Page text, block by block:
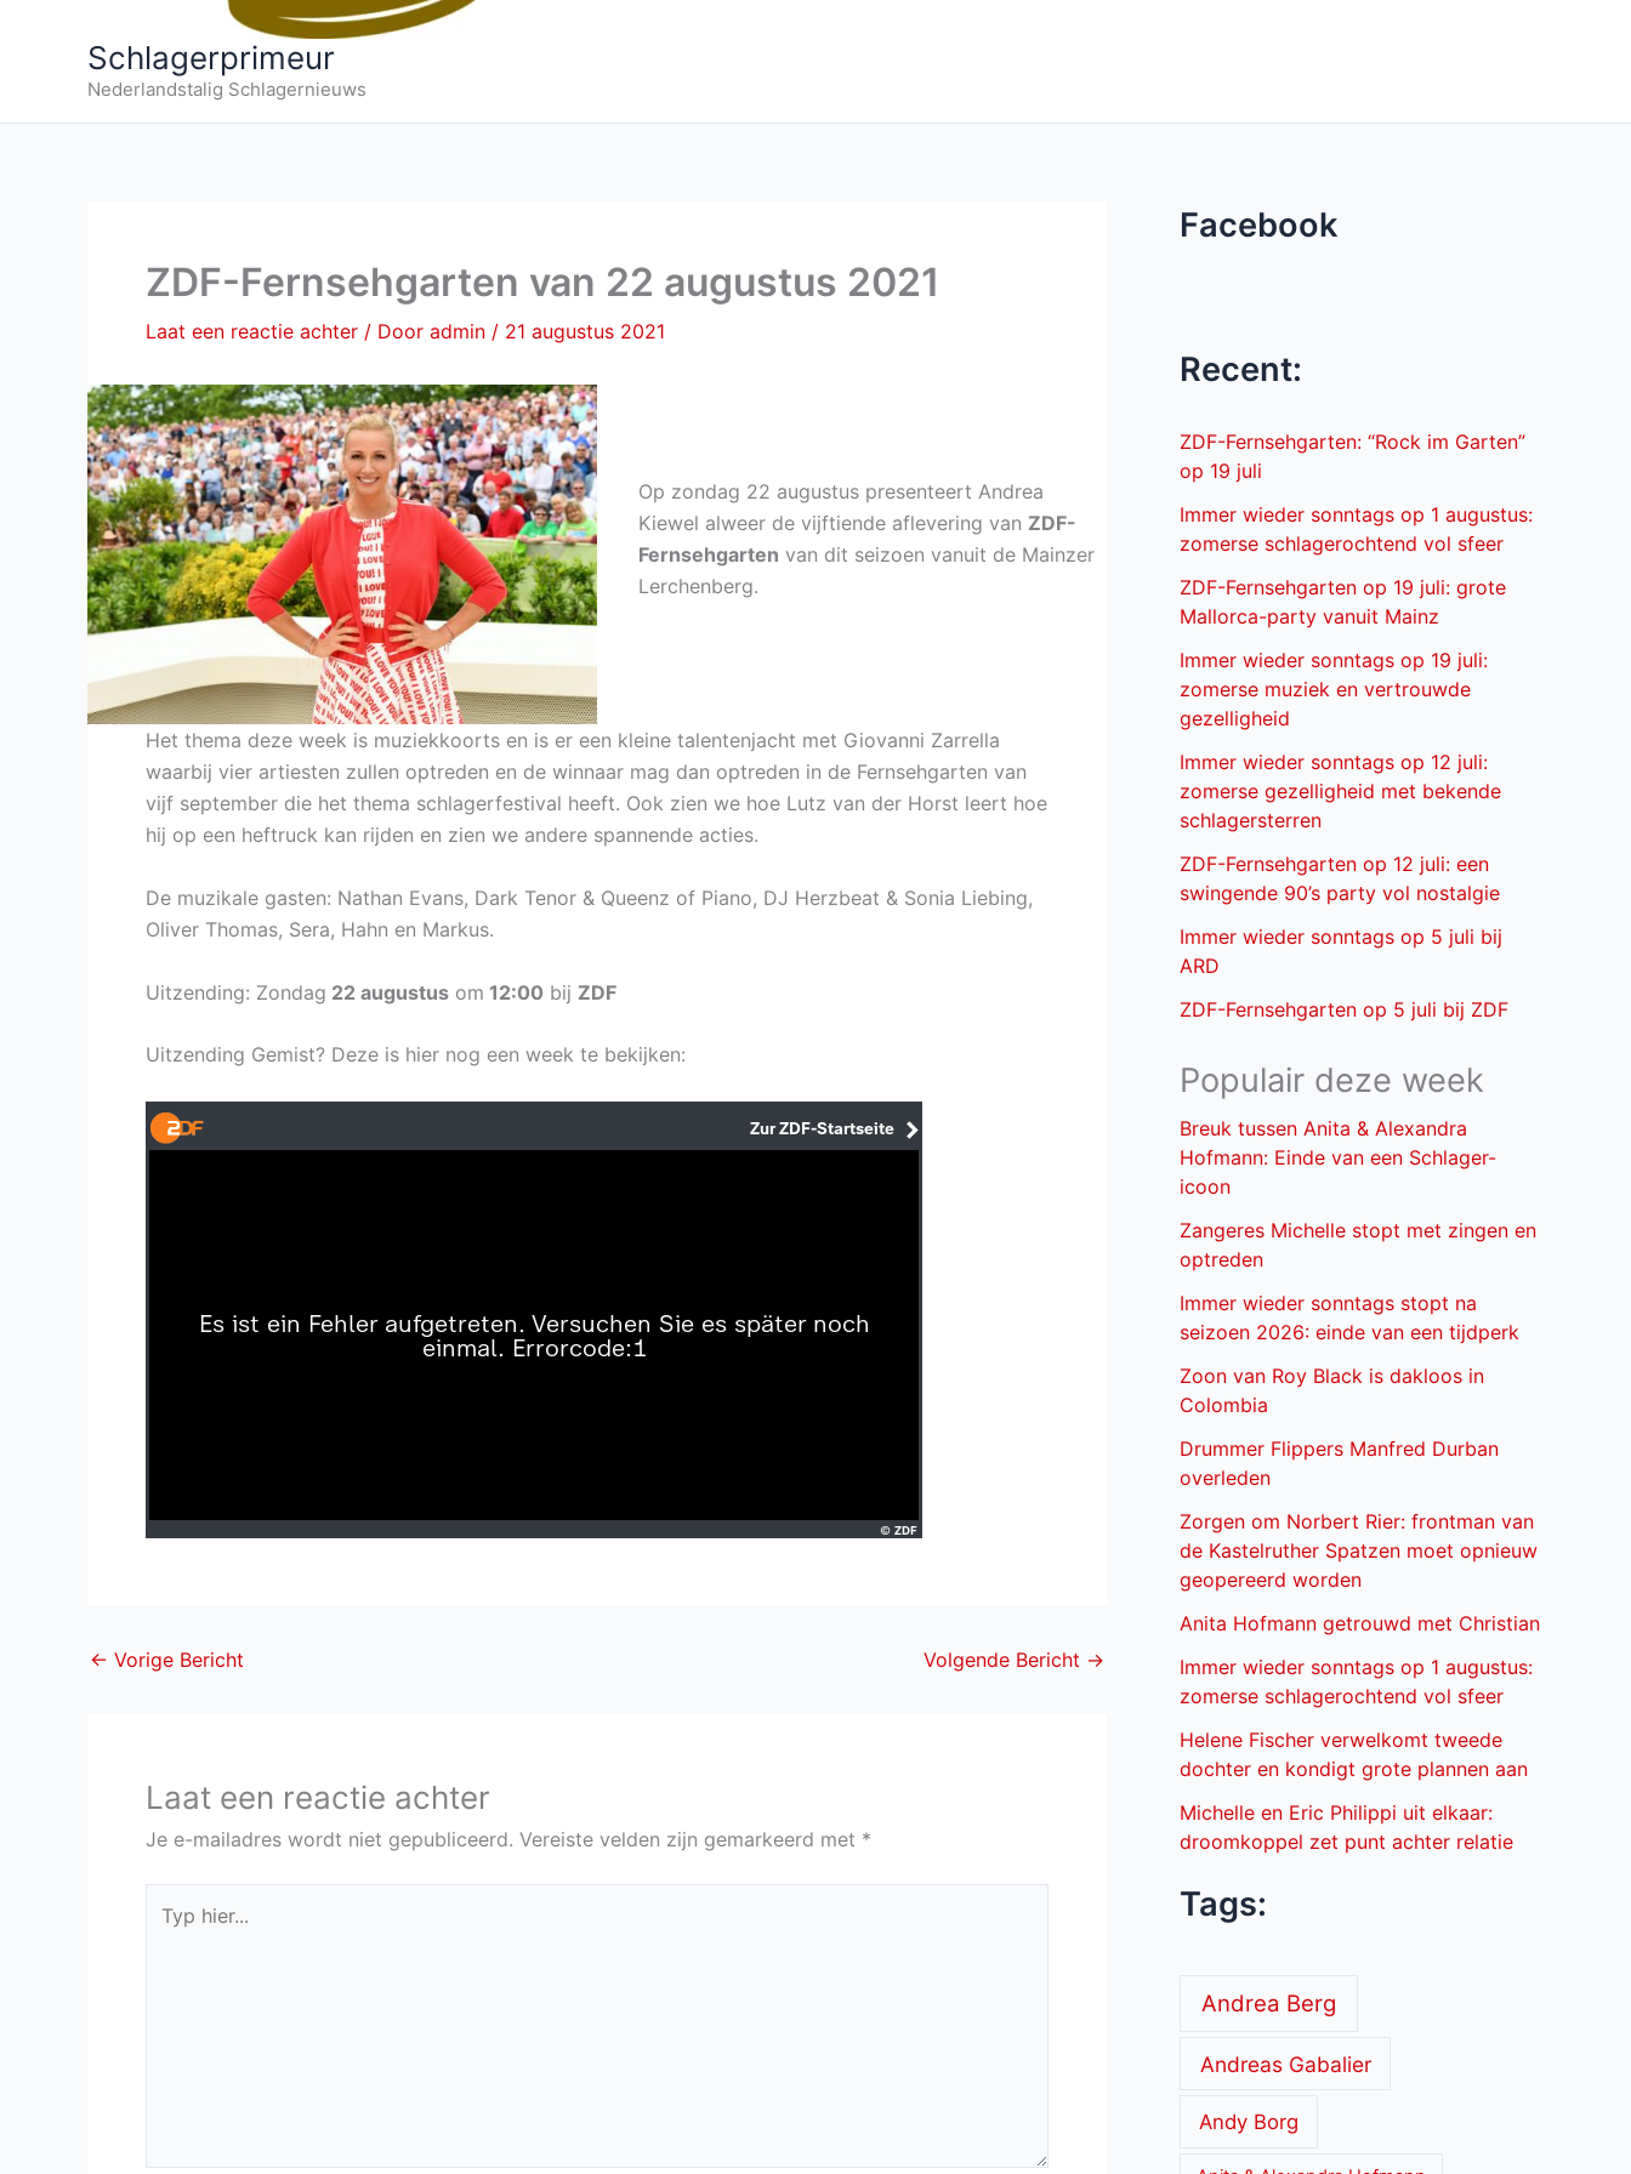
Schlagerprimeur
Nederlandstalig Schlagernieuws
ZDF-Fernsehgarten van 22 augustus 2021
Laat een reactie achter / Door admin / 21 augustus 2021
Op zondag 22 augustus presenteert Andrea
Kiewel alweer de vijftiende aflevering van ZDF-
Fernsehgarten van dit seizoen vanuit de Mainzer
Lerchenberg.
Het thema deze week is muziekkoorts en is er een kleine talentenjacht met Giovanni Zarrella
waarbij vier artiesten zullen optreden en de winnaar mag dan optreden in de Fernsehgarten van
vijf september die het thema schlagerfestival heeft. Ook zien we hoe Lutz van der Horst leert hoe
hij op een heftruck kan rijden en zien we andere spannende acties.
De muzikale gasten: Nathan Evans, Dark Tenor & Queenz of Piano, DJ Herzbeat & Sonia Liebing,
Oliver Thomas, Sera, Hahn en Markus.
Uitzending: Zondag 22 augustus om 12:00 bij ZDF
Uitzending Gemist? Deze is hier nog een week te bekijken:
← Vorige Bericht Volgende Bericht →
Laat een reactie achter
Je e-mailadres wordt niet gepubliceerd. Vereiste velden zijn gemarkeerd met *
hier...
Facebook
Recent:
ZDF-Fernsehgarten: “Rock im Garten”
op 19 juli
Immer wieder sonntags op 1 augustus:
zomerse schlagerochtend vol sfeer
ZDF-Fernsehgarten op 19 juli: grote
Mallorca-party vanuit Mainz
Immer wieder sonntags op 19 juli:
zomerse muziek en vertrouwde
gezelligheid
Immer wieder sonntags op 12 juli:
zomerse gezelligheid met bekende
schlagersterren
ZDF-Fernsehgarten op 12 juli: een
swingende 90’s party vol nostalgie
Immer wieder sonntags op 5 juli bij
ARD
ZDF-Fernsehgarten op 5 juli bij ZDF
Populair deze week
Breuk tussen Anita & Alexandra
Hofmann: Einde van een Schlager-
icoon
Zangeres Michelle stopt met zingen en
optreden
Immer wieder sonntags stopt na
seizoen 2026: einde van een tijdperk
Zoon van Roy Black is dakloos in
Colombia
Drummer Flippers Manfred Durban
overleden
Zorgen om Norbert Rier: frontman van
de Kastelruther Spatzen moet opnieuw
geopereerd worden
Anita Hofmann getrouwd met Christian
Immer wieder sonntags op 1 augustus:
zomerse schlagerochtend vol sfeer
Helene Fischer verwelkomt tweede
dochter en kondigt grote plannen aan
Michelle en Eric Philippi uit elkaar:
droomkoppel zet punt achter relatie
Tags:
Andrea Berg
Andreas Gabalier
Andy Borg